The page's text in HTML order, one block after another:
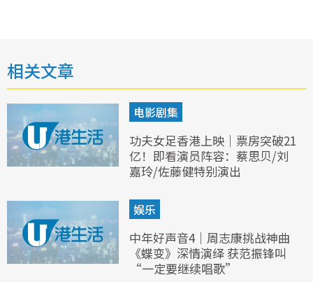
相关文章
电影剧集
功夫女足香港上映｜票房突破21
亿！即看演员阵容：蔡思贝/刘
嘉玲/佐藤健特别演出
娱乐
中年好声音4｜周志康挑战神曲
《蝶变》深情演绎 获范振锋叫
“一定要继续唱歌”